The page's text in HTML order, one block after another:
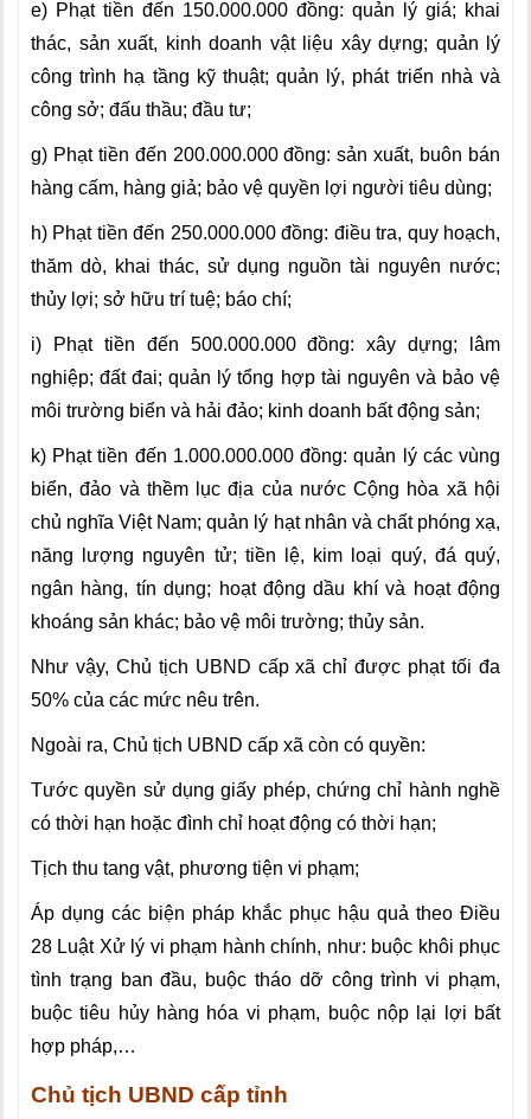
e) Phạt tiền đến 150.000.000 đồng: quản lý giá; khai
thác, sản xuất, kinh doanh vật liệu xây dựng; quản lý
công trình hạ tầng kỹ thuật; quản lý, phát triển nhà và
công sở; đấu thầu; đầu tư;
g) Phạt tiền đến 200.000.000 đồng: sản xuất, buôn bán
hàng cấm, hàng giả; bảo vệ quyền lợi người tiêu dùng;
h) Phạt tiền đến 250.000.000 đồng: điều tra, quy hoạch,
thăm dò, khai thác, sử dụng nguồn tài nguyên nước;
thủy lợi; sở hữu trí tuệ; báo chí;
i) Phạt tiền đến 500.000.000 đồng: xây dựng; lâm
nghiệp; đất đai; quản lý tổng hợp tài nguyên và bảo vệ
môi trường biển và hải đảo; kinh doanh bất động sản;
k) Phạt tiền đến 1.000.000.000 đồng: quản lý các vùng
biển, đảo và thềm lục địa của nước Cộng hòa xã hội
chủ nghĩa Việt Nam; quản lý hạt nhân và chất phóng xạ,
năng lượng nguyên tử; tiền lệ, kim loại quý, đá quý,
ngân hàng, tín dụng; hoạt động dầu khí và hoạt động
khoáng sản khác; bảo vệ môi trường; thủy sản.
Như vậy, Chủ tịch UBND cấp xã chỉ được phạt tối đa
50% của các mức nêu trên.
Ngoài ra, Chủ tịch UBND cấp xã còn có quyền:
Tước quyền sử dụng giấy phép, chứng chỉ hành nghề
có thời hạn hoặc đình chỉ hoạt động có thời hạn;
Tịch thu tang vật, phương tiện vi phạm;
Áp dụng các biện pháp khắc phục hậu quả theo Điều
28 Luật Xử lý vi phạm hành chính, như: buộc khôi phục
tình trạng ban đầu, buộc tháo dỡ công trình vi phạm,
buộc tiêu hủy hàng hóa vi phạm, buộc nộp lại lợi bất
hợp pháp,…
Chủ tịch UBND cấp tỉnh